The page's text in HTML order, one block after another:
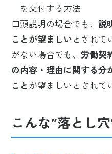
を交付する方法
口頭説明の場合でも、説
ことが望ましい とされて
がない場合でも、 労働契
の内容・理由に関する分
ことが望ましいとされて
こんな”落とし